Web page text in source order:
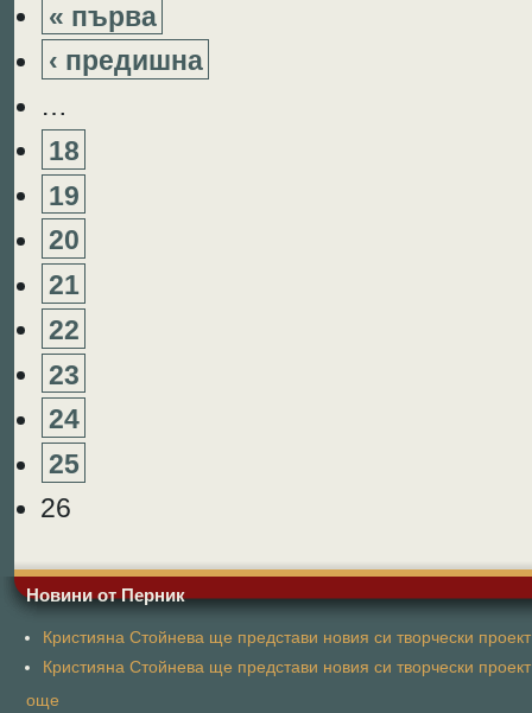
« първа
‹ предишна
…
18
19
20
21
22
23
24
25
26
Новини от Перник
Кристияна Стойнева ще представи новия си творчески
Кристияна Стойнева ще представи новия си творчески
още